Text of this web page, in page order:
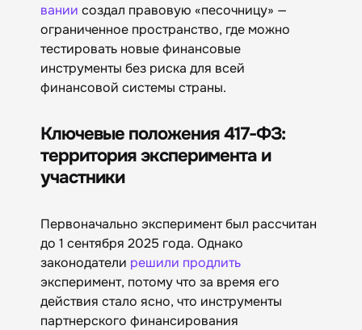
вании создал правовую «песочницу» —
ограниченное пространство, где можно
тестировать новые финансовые
инструменты без риска для всей
финансовой системы страны.
Ключевые положения 417-ФЗ:
территория эксперимента и
участники
Первоначально эксперимент был рассчитан
до 1 сентября 2025 года. Однако
законодатели решили продлить
эксперимент, потому что за время его
действия стало ясно, что инструменты
партнерского финансирования